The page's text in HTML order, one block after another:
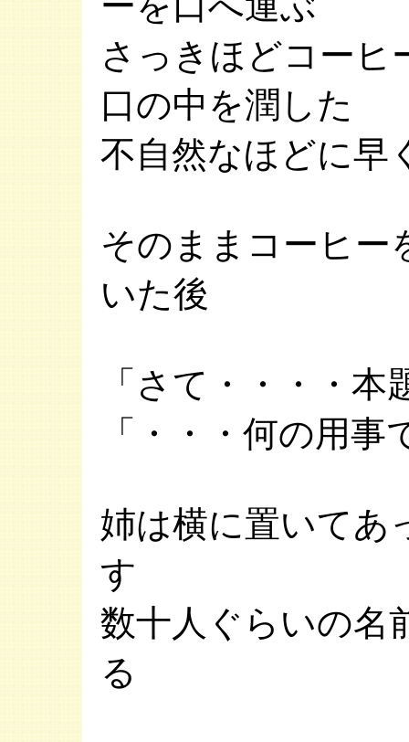
さっきほどコーヒ
口の中を潤した
不自然なほどに早
そのままコーヒー
いた後
「さて・・・・
「・・・何の用事
姉は横に置いてあ
す
数十人ぐらいの名
る